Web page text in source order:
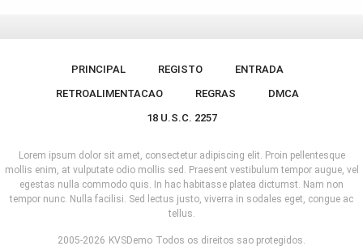
PRINCIPAL REGISTO
ENTRADA
RETROALIMENTACAO
REGRAS
DMCA
18 U.S.C. 2257
2005-2026 KVSDemo Todos os direitos sao protegidos.
Lorem ipsum dolor sit amet, consectetur adipiscing elit. Proin pellentesque
mollis enim, at vulputate odio mollis sed. Praesent vestibulum tempor augue, vel
egestas nulla commodo quis. In hac habitasse platea dictumst. Nam non
tempor nunc. Nulla facilisi. Sed lectus justo, viverra in sodales eget, congue ac
tellus.